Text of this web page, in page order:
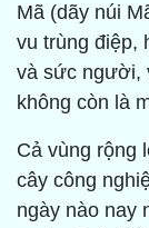
Mã (dãy núi
vu trùng điệp,
và sức người,
không còn là
Cả vùng rộng
cây công
ngày nào nay